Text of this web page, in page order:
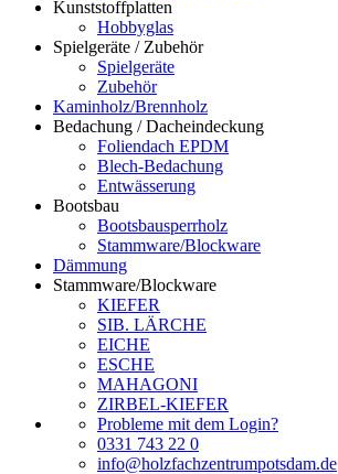
Kunststoffplatten
Hobbyglas
Spielgeräte / Zubehör
Spielgeräte
Zubehör
Kaminholz/Brennholz
Bedachung / Dacheindeckung
Foliendach EPDM
Blech-Bedachung
Entwässerung
Bootsbau
Bootsbausperrholz
Stammware/Blockware
Dämmung
Stammware/Blockware
KIEFER
SIB. LÄRCHE
EICHE
ESCHE
MAHAGONI
ZIRBEL-KIEFER
Probleme mit dem Login?
0331 743 22 0
info@holzfachzentrumpotsdam.de